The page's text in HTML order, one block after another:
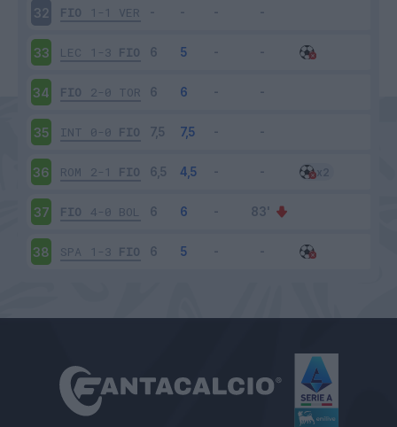
32 FIO 1-1 VER
33 LEC 1-3 FIO
34 FIO 2-0 TOR
35 INT 0-0 FIO
36 ROM 2-1 FIO
37 FIO 4-0 BOL
38 SPA 1-3 FIO